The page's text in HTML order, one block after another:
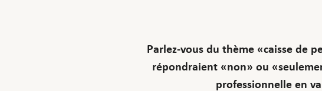
Parlez-vous du thème «caisse de
répondraient «non» ou
professionnelle en